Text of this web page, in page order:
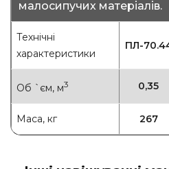
малосипучих матеріалів.
Технічні
характеристики
ПЛ-
Об `єм, м3 0,35
Маса, кг 267